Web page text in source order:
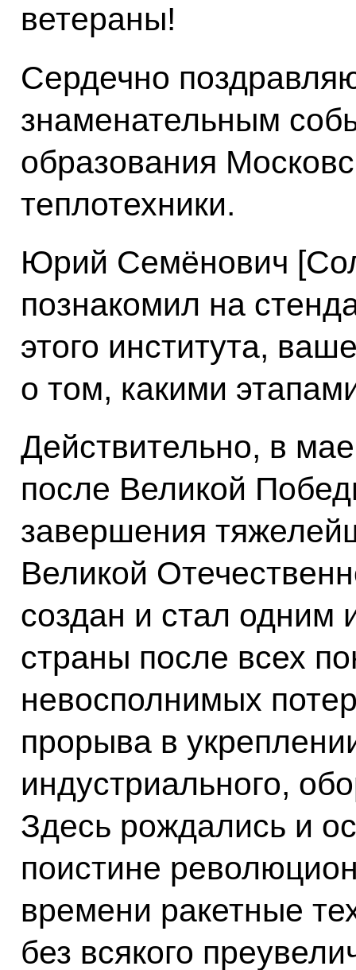
ветераны!
Сердечно
знаменательным
образования
теплотехники.
Юрий Семёнович
познакомил на
этого института,
о том, какими
Действительно, в
после Великой
завершения
Великой
создан и стал одним
страны после всех
невосполнимых
прорыва в
индустриального,
Здесь рождались и
поистине
времени ракетные
без всякого